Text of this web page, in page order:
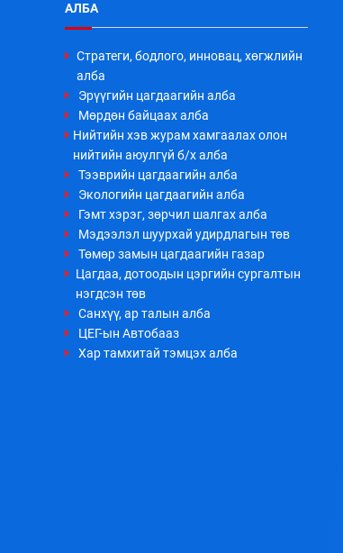
АЛБА
Стратеги, бодлого, инновац, хөгжлийн
алба
Эрүүгийн цагдаагийн алба
Мөрдөн байцаах алба
Нийтийн хэв журам хамгаалах олон
нийтийн аюулгүй б/х алба
Тээврийн цагдаагийн алба
Экологийн цагдаагийн алба
Гэмт хэрэг, зөрчил шалгах алба
Мэдээлэл шуурхай удирдлагын төв
Төмөр замын цагдаагийн газар
Цагдаа, дотоодын цэргийн сургалтын
нэгдсэн төв
Санхүү, ар талын алба
ЦЕГ-ын Автобааз
Хар тамхитай тэмцэх алба